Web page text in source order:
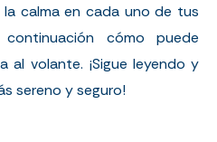
calma en cada uno de tus
cómo puede
al volante. ¡Sigue leyendo y
sereno y seguro!